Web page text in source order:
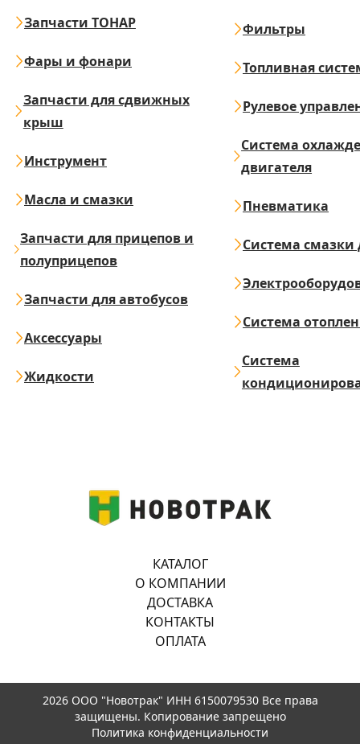
Запчасти ТОНАР
Фары и фонари
Запчасти для сдвижных
крыш
Инструмент
Масла и смазки
Запчасти для прицепов и
полуприцепов
Запчасти для автобусов
Аксессуары
Жидкости
Фильтры
Топливная
Рулевое
Система
двигателя
Пневматика
Система смазки
Система
Система
КАТАЛОГ
О КОМПАНИИ
ДОСТАВКА
КОНТАКТЫ
ОПЛАТА
2026 ООО "Новотрак" ИНН 6150079530 Все права
защищены. Копирование запрещено
Политика конфиденциальности